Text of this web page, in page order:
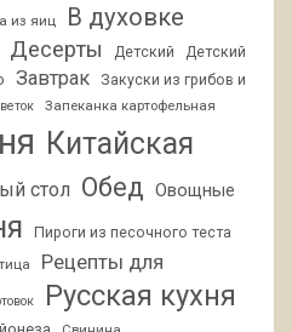
из яиц В духовке
Десерты Детский
Детский
Завтрак
Закуски из грибов и
Запеканка картофельная
Китайская
стол Обед Овощные
Пироги из песочного теста
Рецепты для
Русская кухня